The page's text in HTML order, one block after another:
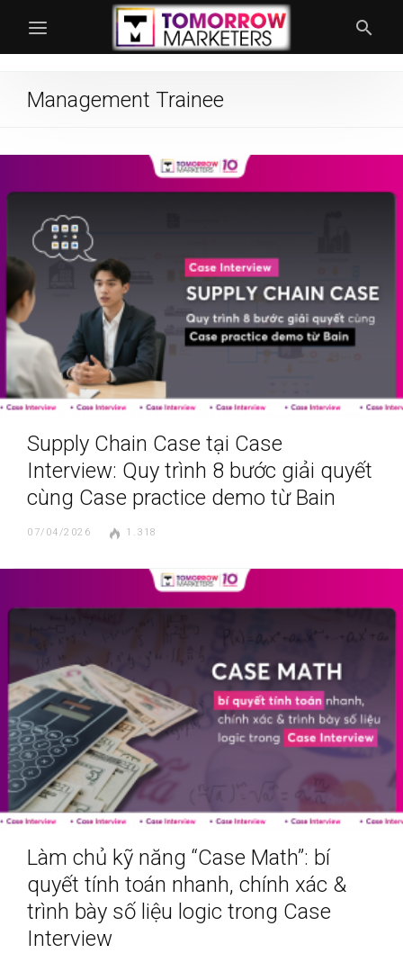
Management Trainee
Supply Chain Case tại Case
Interview: Quy trình 8 bước giải quyết
cùng Case practice demo từ Bain
07/04/2026 1.318
Làm chủ kỹ năng “Case Math”: bí
quyết tính toán nhanh, chính xác &
trình bày số liệu logic trong Case
Interview